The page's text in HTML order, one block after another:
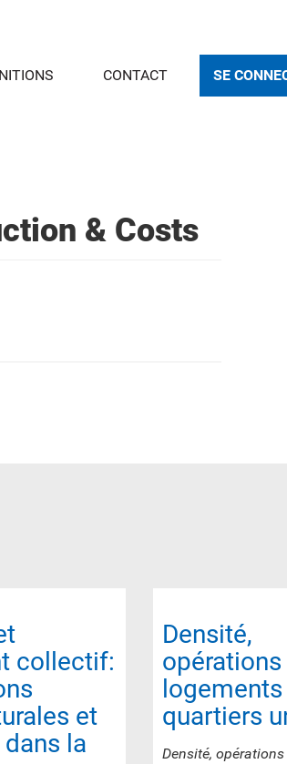
CONTACT SE
& Costs
collectif:
et
la
Densité,
opérations
quartiers
Densité,